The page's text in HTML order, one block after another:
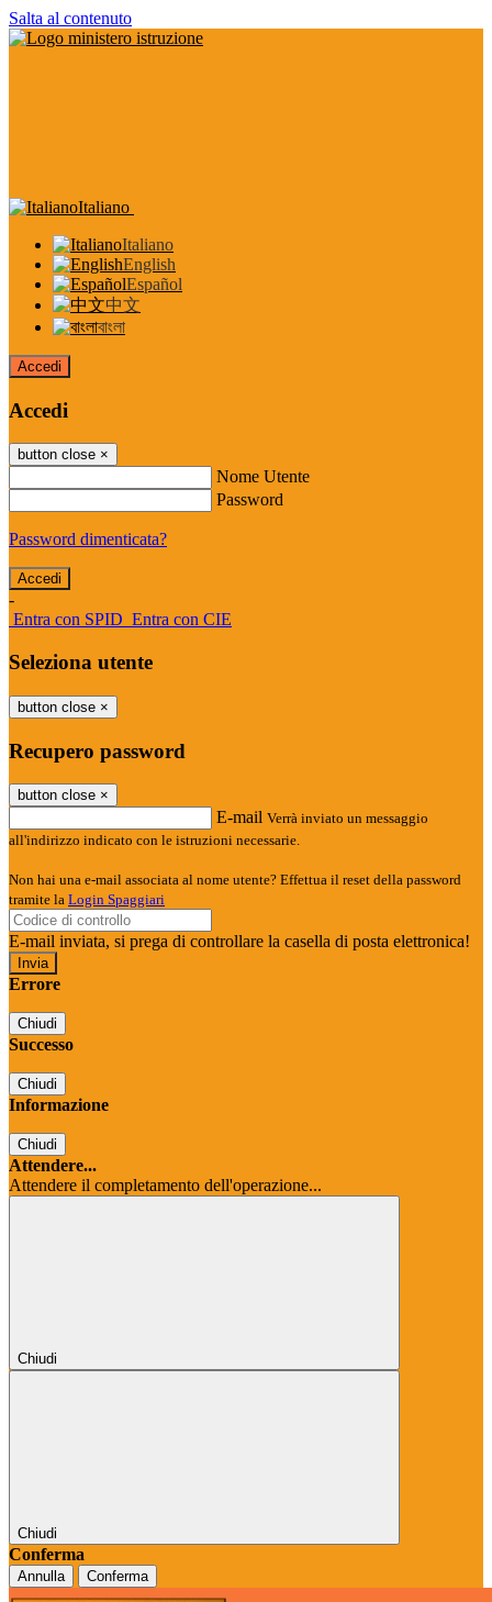
Salta al contenuto
Italiano
Italiano
English
Español
中文
বাংলা
Accedi
Accedi
button close ×
Nome Utente
Password
Password dimenticata?
-
Entra con SPID Entra con CIE
Seleziona utente
button close ×
Recupero password
button close ×
E-mail Verrà inviato un messaggio
all'indirizzo indicato con le istruzioni necessarie.
Non hai una e-mail associata al nome utente? Effettua il reset della password
tramite la Login Spaggiari
E-mail inviata, si prega di controllare la casella di posta elettronica!
Errore
Chiudi
Successo
Chiudi
Informazione
Chiudi
Attendere...
Attendere il completamento dell'operazione...
Chiudi
Chiudi
Conferma
Annulla Conferma